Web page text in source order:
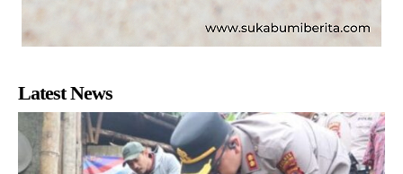
Latest News